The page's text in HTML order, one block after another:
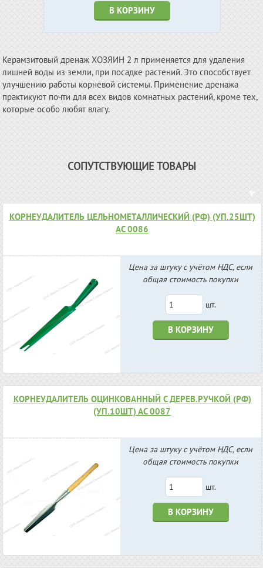
В КОРЗИНУ
Керамзитовый дренаж ХОЗЯИН 2 л применяется для удаления
лишней воды из земли, при посадке растений. Это способствует
улучшению работы корневой системы. Применение дренажа
практикуют почти для всех видов комнатных растений, кроме тех,
которые особо любят влагу.
СОПУТСТВУЮЩИЕ ТОВАРЫ
КОРНЕУДАЛИТЕЛЬ ЦЕЛЬНОМЕТАЛЛИЧЕСКИЙ (РФ) (УП.25ШТ)
АС 0086
Цена за штуку с учётом НДС, если
общая стоимость покупки
шт.
В КОРЗИНУ
КОРНЕУДАЛИТЕЛЬ ОЦИНКОВАННЫЙ С ДЕРЕВ.РУЧКОЙ (РФ)
(УП.10ШТ) АС 0087
Цена за штуку с учётом НДС, если
общая стоимость покупки
шт.
В КОРЗИНУ